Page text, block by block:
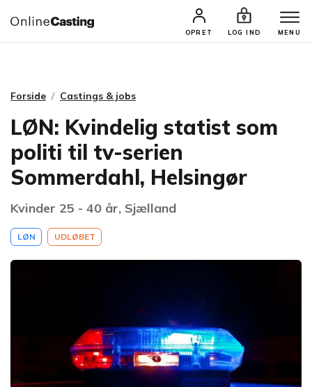
OPRET LOG IND MENU
CASTINGS & JOBS SØG PROFIL
Forside Castings & jobs
LØN: Kvindelig statist som
politi til tv-serien
Sommerdahl, Helsingør
Kvinder 25 - 40 år, Sjælland
LØN UDLØBET